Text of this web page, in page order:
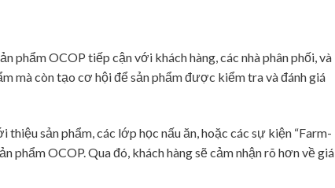
phẩm OCOP tiếp cận với khách hàng, các nhà phân phối, và
mà còn tạo cơ hội để sản phẩm được kiểm tra và đánh giá
thiệu sản phẩm, các lớp học nấu ăn, hoặc các sự kiện “Farm-
OCOP. Qua đó, khách hàng sẽ cảm nhận rõ hơn về giá